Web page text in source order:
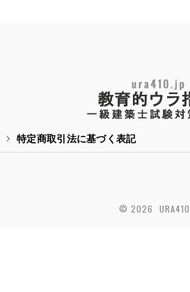
特定商取引法に基づく表記
© 2026